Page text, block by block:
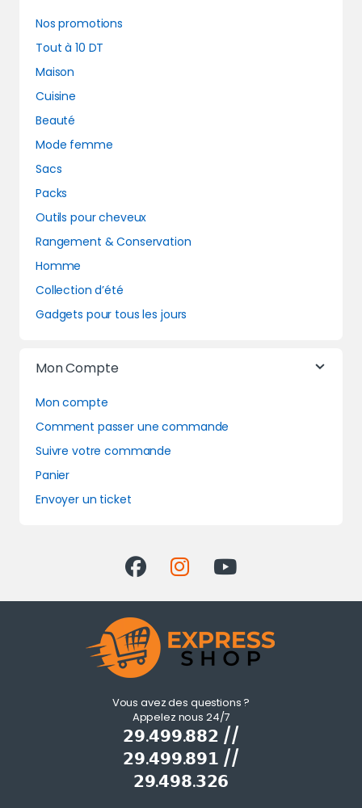
Nos promotions
Tout à 10 DT
Maison
Cuisine
Beauté
Mode femme
Sacs
Packs
Outils pour cheveux
Rangement & Conservation
Homme
Collection d’été
Gadgets pour tous les jours
Mon Compte
Mon compte
Comment passer une commande
Suivre votre commande
Panier
Envoyer un ticket
Vous avez des questions ?
Appelez nous 24/7
𝟮𝟵.𝟰𝟵𝟵.𝟴𝟴𝟮 //
𝟮𝟵.𝟰𝟵𝟵.𝟴𝟵𝟭 //
𝟮𝟵.𝟰𝟵𝟴.𝟯𝟮𝟲